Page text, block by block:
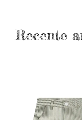
Recente